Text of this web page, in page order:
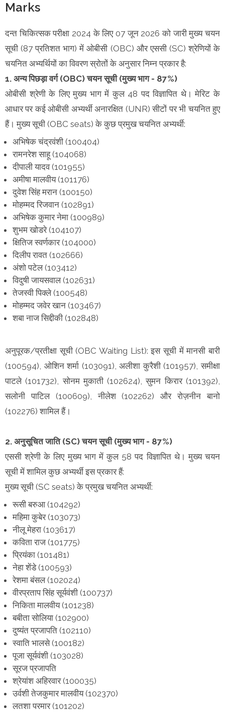
Marks
दन्त चिकित्सक परीक्षा 2024 के लिए 07 जून 2026 को जारी मुख्य चयन
सूची (87 प्रतिशत भाग) में ओबीसी (OBC) और एससी (SC) श्रेणियों के
चयनित अभ्यर्थियों का विवरण स्रोतों के अनुसार निम्न प्रकार है:
1. अन्य पिछड़ा वर्ग (OBC) चयन सूची (मुख्य भाग - 87%)
ओबीसी श्रेणी के लिए मुख्य भाग में कुल 48 पद विज्ञापित थे। मेरिट के
आधार पर कई ओबीसी अभ्यर्थी अनारक्षित (UNR) सीटों पर भी चयनित हुए
हैं। मुख्य सूची (OBC seats) के कुछ प्रमुख चयनित अभ्यर्थी:
अभिषेक चंद्रवंशी (100404)
रामनरेश साहू (104068)
दीपाली यादव (101955)
अमीषा मालवीय (101176)
दुवेश सिंह मरान (100150)
मोहम्मद रिजवान (102891)
अभिषेक कुमार नेमा (100989)
शुभम खोडरे (104107)
क्षितिज स्वर्णकार (104000)
दिलीप रावत (102666)
अंशो पटेल (103412)
विदुषी जायसवाल (102631)
तेजस्वी पिक्ले (100548)
मोहम्मद जवेर खान (103467)
शबा नाज सिद्दीकी (102848)
अनुपूरक/प्रतीक्षा सूची (OBC Waiting List): इस सूची में मानसी बारी
(100594), ओशिन शर्मा (103091), अलीशा कुरैशी (101957), समीक्षा
पाटले (101732), सोनम मुकाती (102624), सुमन किरार (101392),
सलोनी पाटिल (100609), नीलेश (102262) और रोज़नीन बानो
(102276) शामिल हैं।
2. अनुसूचित जाति (SC) चयन सूची (मुख्य भाग - 87%)
एससी श्रेणी के लिए मुख्य भाग में कुल 58 पद विज्ञापित थे। मुख्य चयन
सूची में शामिल कुछ अभ्यर्थी इस प्रकार हैं:
मुख्य सूची (SC seats) के प्रमुख चयनित अभ्यर्थी:
रूसी बरुआ (104292)
महिमा कुबेर (103073)
नीलू मेहरा (103617)
कविता राज (101775)
प्रियंका (101481)
नेहा शेंडे (100593)
रेशमा बंसल (102024)
वीरप्रताप सिंह सूर्यवंशी (100737)
निकिता मालवीय (101238)
बबीता सोलिया (102900)
दुष्यंत प्रजापति (102110)
स्वाति भालसे (100182)
पूजा सूर्यवंशी (103028)
सूरज प्रजापति
श्रेयांश अहिरवार (100035)
उर्वशी तेजकुमार मालवीय (102370)
लतशा परमार (101202)